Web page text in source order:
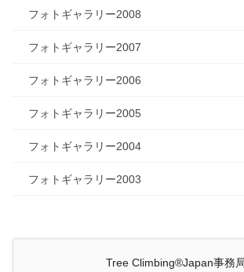
フォトギャラリー2008
フォトギャラリー2007
フォトギャラリー2006
フォトギャラリー2005
フォトギャラリー2004
フォトギャラリー2003
Tree Climbing®Japan事務